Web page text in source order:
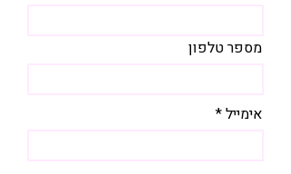
מספר טלפון
אימייל